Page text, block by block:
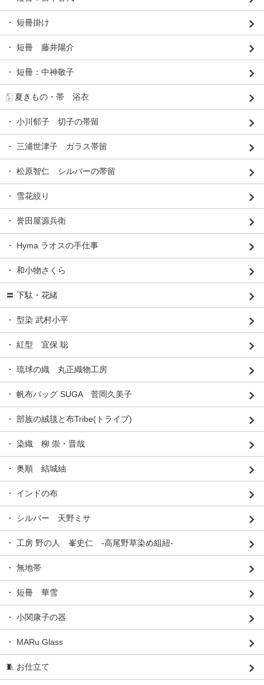
・ 短冊掛け
・ 短冊 藤井陽介
・ 短冊：中神敬子
🀧 夏きもの・帯 浴衣
・ 小川郁子 切子の帯留
・ 三浦世津子 ガラス帯留
・ 松原智仁 シルバーの帯留
・ 雪花絞り
・ 誉田屋源兵衛
・ Hyma ラオスの手仕事
・ 和小物さくら
〓 下駄・花緒
・ 型染 武村小平
・ 紅型 宜保 聡
・ 琉球の織 丸正織物工房
・ 帆布バッグ SUGA 菅岡久美子
・ 部族の絨毯と布Tribe(トライブ)
・ 染織 柳 崇・晋哉
・ 奥順 結城紬
・ インドの布
・ シルバー 天野ミサ
・ 工房 野の人 峯史仁 -高尾野草染め組紐-
・ 無地帯
・ 短冊 華雪
・ 小関康子の器
・ MARu Glass
🧵 お仕立て